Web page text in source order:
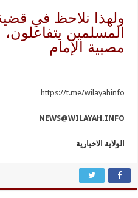
ولهذا نلاحظ في
المسلمين
مصبية الإمام
https://t.me/wilayahinfo
NEWS@WILAYAH.INFO
الولاية الاخبارية